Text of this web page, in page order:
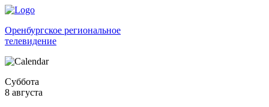
Оренбургское региональное
телевидение
Суббота
8 августа